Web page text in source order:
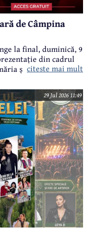
de Câmpina
la final, duminică, 9
din cadrul
și Consiliul Local
citeste mai mult
29 Jul 2026 11:49